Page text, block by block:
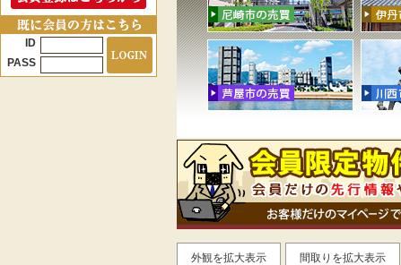
外観を拡大表示 間取りを拡大表示
ID
PASS